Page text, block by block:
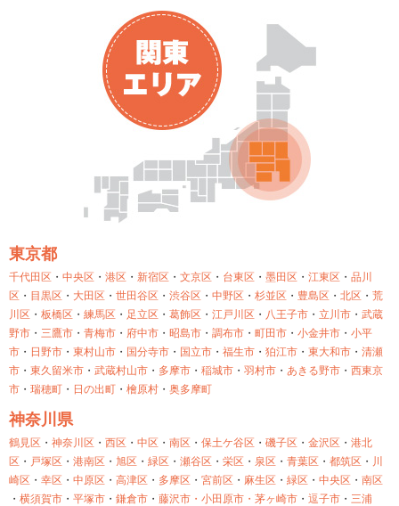
東京都
千代田区 ・ 中央区 ・ 港区 ・ 新宿区 ・ 文京区 ・ 台東区 ・ 墨田区 ・ 江東区 ・ 品川
区 ・ 目黒区 ・ 大田区 ・ 世田谷区 ・ 渋谷区 ・ 中野区 ・ 杉並区 ・ 豊島区 ・ 北区 ・ 荒
川区 ・ 板橋区 ・ 練馬区 ・ 足立区 ・ 葛飾区 ・ 江戸川区 ・ 八王子市 ・ 立川市 ・ 武蔵
野市 ・ 三鷹市 ・ 青梅市 ・ 府中市 ・ 昭島市 ・ 調布市 ・ 町田市 ・ 小金井市 ・ 小平
市 ・ 日野市 ・ 東村山市 ・ 国分寺市 ・ 国立市 ・ 福生市 ・ 狛江市 ・ 東大和市 ・ 清瀬
市 ・ 東久留米市 ・ 武蔵村山市 ・ 多摩市 ・ 稲城市 ・ 羽村市 ・ あきる野市 ・ 西東京
市 ・ 瑞穂町 ・ 日の出町 ・ 檜原村 ・ 奥多摩町
神奈川県
鶴見区 ・ 神奈川区 ・ 西区 ・ 中区 ・ 南区 ・ 保土ケ谷区 ・ 磯子区 ・ 金沢区 ・ 港北
区 ・ 戸塚区 ・ 港南区 ・ 旭区 ・ 緑区 ・ 瀬谷区 ・ 栄区 ・ 泉区 ・ 青葉区 ・ 都筑区 ・ 川
崎区 ・ 幸区 ・ 中原区 ・ 高津区 ・ 多摩区 ・ 宮前区 ・ 麻生区 ・ 緑区 ・ 中央区 ・ 南区
・ 横須賀市 ・ 平塚市 ・ 鎌倉市 ・ 藤沢市・ 小田原市・ 茅ヶ崎市 ・ 逗子市 ・ 三浦